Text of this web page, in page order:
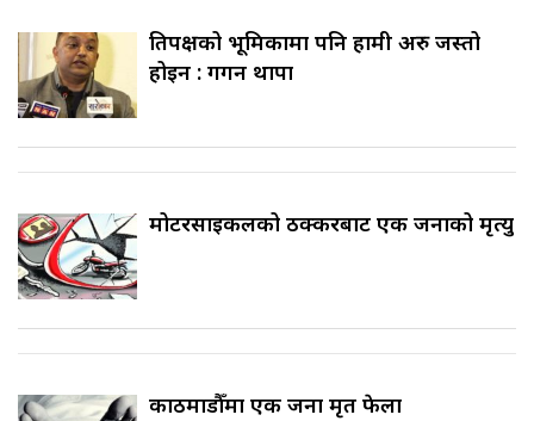
प्रतिपक्षको भूमिकामा पनि हामी अरु जस्तो
होइन : गगन थापा
मोटरसाइकलको ठक्करबाट एक जनाको मृत्यु
काठमाडौँमा एक जना मृत फेला